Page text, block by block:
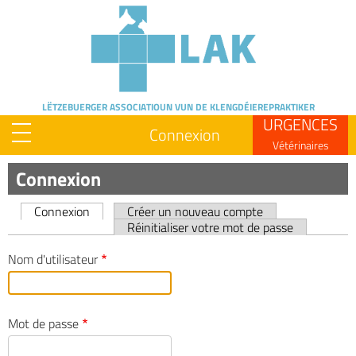
LËTZEBUERGER ASSOCIATIOUNVUN DE KLENGDÉIEREPRAKTIKER
URGENCES
Vétérinaires
Connexion
Connexion
Primary
tabs
Connexion
Créer un nouveau compte
Réinitialiser votre mot de passe
Nom d'utilisateur
Mot de passe